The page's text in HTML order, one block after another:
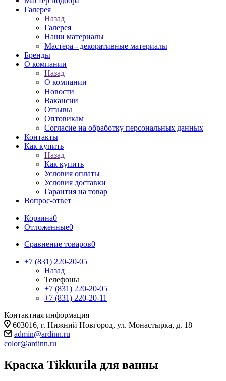
Галерея
Назад
Галерея
Наши материалы
Мастера - декоративные материалы
Бренды
О компании
Назад
О компании
Новости
Вакансии
Отзывы
Оптовикам
Cогласие на обработку персональных данных
Контакты
Как купить
Назад
Как купить
Условия оплаты
Условия доставки
Гарантия на товар
Вопрос-ответ
Корзина0
Отложенные0
Сравнение товаров0
+7 (831) 220-20-05
Назад
Телефоны
+7 (831) 220-20-05
+7 (831) 220-20-11
Контактная информация
603016, г. Нижний Новгород, ул. Монастырка, д. 18
admin@ardinn.ru
color@ardinn.ru
Краска Tikkurila для ванны